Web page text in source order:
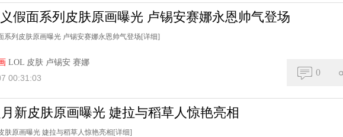
假面系列皮肤原画曝光 卢锡安赛娜永恩帅气登场
系列皮肤原画曝光 卢锡安赛娜永恩帅气登场 [详细]
LOL 皮肤 卢锡安 赛娜
00:31:03
0
新皮肤原画曝光 婕拉与稻草人惊艳亮相
肤原画曝光 婕拉与稻草人惊艳亮相 [详细]